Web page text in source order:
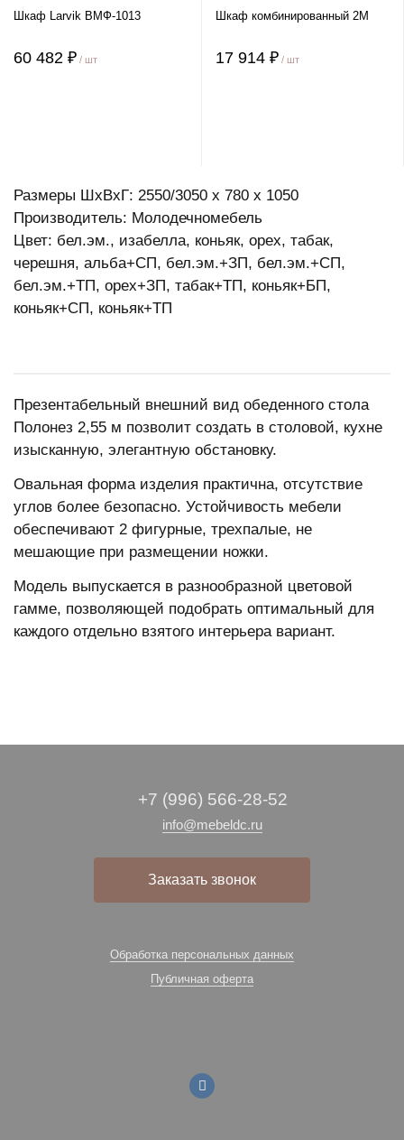
Шкаф Larvik ВМФ-1013
60 482 ₽ / шт
Шкаф комбинированный 2М
17 914 ₽ / шт
Размеры ШхВхГ: 2550/3050 x 780 x 1050
Производитель: Молодечномебель
Цвет: бел.эм., изабелла, коньяк, орех, табак,
черешня, альба+СП, бел.эм.+ЗП, бел.эм.+СП,
бел.эм.+ТП, орех+ЗП, табак+ТП, коньяк+БП,
коньяк+СП, коньяк+ТП
Презентабельный внешний вид обеденного стола
Полонез 2,55 м позволит создать в столовой, кухне
изысканную, элегантную обстановку.
Овальная форма изделия практична, отсутствие
углов более безопасно. Устойчивость мебели
обеспечивают 2 фигурные, трехпалые, не
мешающие при размещении ножки.
Модель выпускается в разнообразной цветовой
гамме, позволяющей подобрать оптимальный для
каждого отдельно взятого интерьера вариант.
+7 (996) 566-28-52
info@mebeldc.ru
Заказать звонок
Обработка персональных данных
Публичная оферта